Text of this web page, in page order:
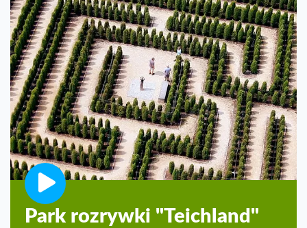
Park rozrywki "Teichland"